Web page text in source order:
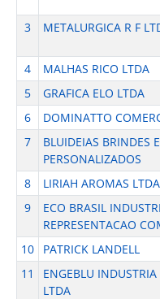
3
METALURGICA R F
4
MALHAS RICO LTDA
5
GRAFICA ELO LTDA
6
DOMINATTO
7
BLUIDEIAS BRINDES
PERSONALIZADOS
8 LIRIAH AROMAS LTDA
9
ECO BRASIL
REPRESENTACAO
10 PATRICK LANDELL
11
ENGEBLU
LTDA